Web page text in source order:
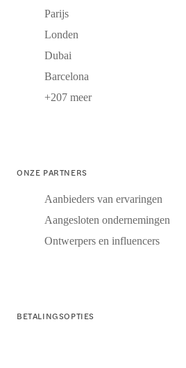
Parijs
Londen
Dubai
Barcelona
+207 meer
ONZE PARTNERS
Aanbieders van ervaringen
Aangesloten ondernemingen
Ontwerpers en influencers
BETALINGSOPTIES